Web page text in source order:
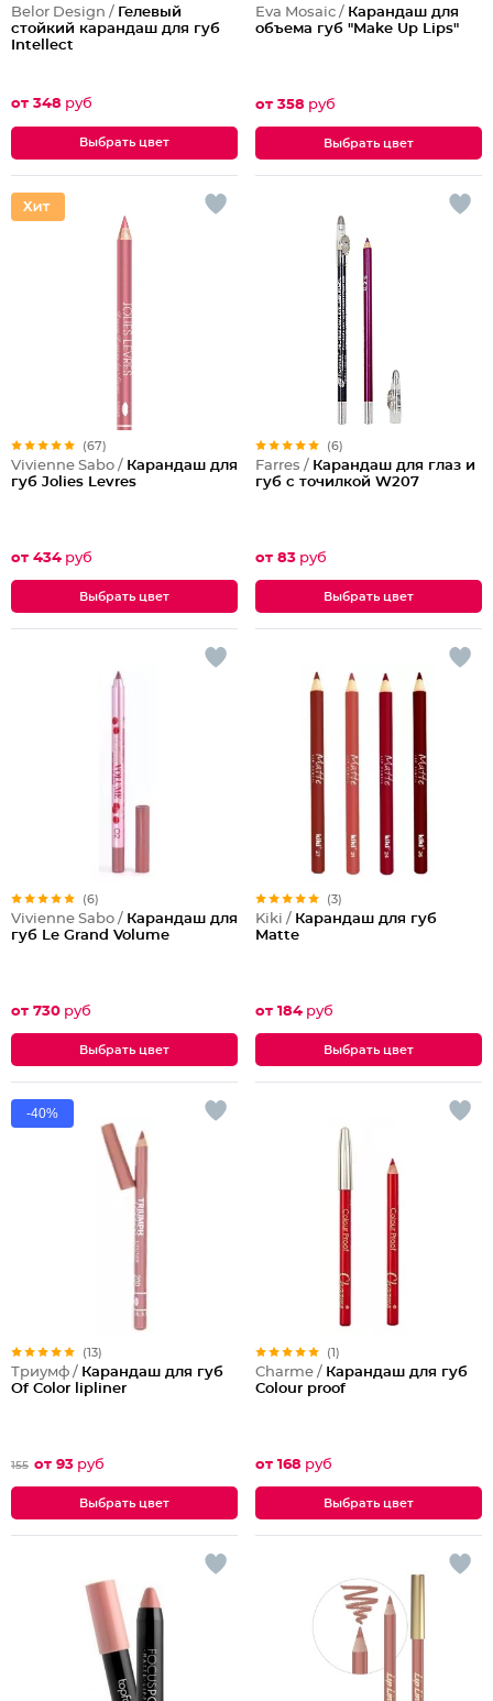
Belor Design / Гелевый
стойкий карандаш для губ
Intellect
от 348 руб
Выбрать цвет
Eva Mosaic / Карандаш для
объема губ "Make Up Lips"
от 358 руб
Выбрать цвет
(67)
Vivienne Sabo / Карандаш для
губ Jolies Levres
от 434 руб
Выбрать цвет
(6)
Farres / Карандаш для глаз и
губ с точилкой W207
от 83 руб
Выбрать цвет
(6)
Vivienne Sabo / Карандаш для
губ Le Grand Volume
от 730 руб
Выбрать цвет
(3)
Kiki / Карандаш для губ
Matte
от 184 руб
Выбрать цвет
-40%
(13)
Триумф / Карандаш для губ
Of Color lipliner
155 от 93 руб
Выбрать цвет
(1)
Charme / Карандаш для губ
Colour proof
от 168 руб
Выбрать цвет